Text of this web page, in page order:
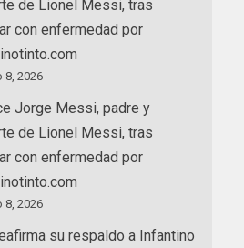
de Lionel Messi, tras
con enfermedad por
8, 2026
Jorge Messi, padre y
de Lionel Messi, tras
con enfermedad por
8, 2026
su respaldo a Infantino